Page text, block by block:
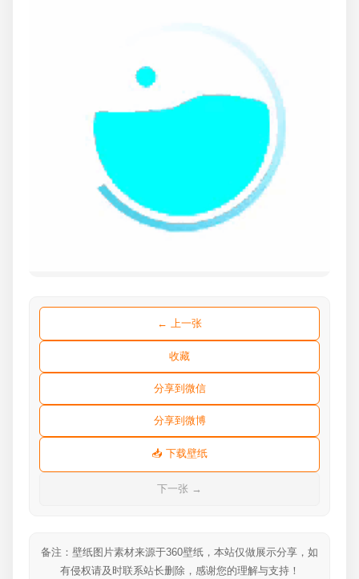
← 上一张
收藏
分享到微信
分享到微博
📥 下载壁纸
下一张 →
备注：壁纸图片素材来源于360壁纸，本站仅做展示分享，如
有侵权请及时联系站长删除，感谢您的理解与支持！